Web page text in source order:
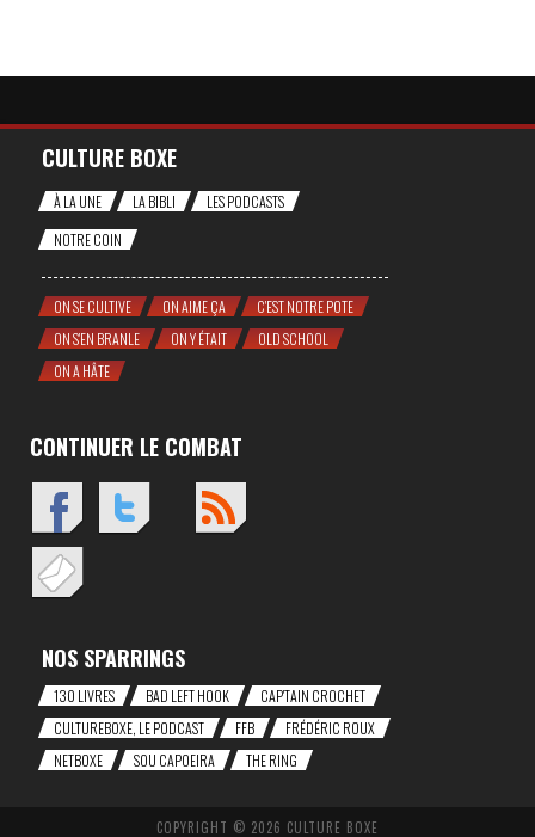
CULTURE BOXE
À LA UNE LA BIBLI
LES PODCASTS
NOTRE COIN
ON SE CULTIVE ON AIME ÇA
C'EST NOTRE POTE
ON S'EN BRANLE
ON Y ÉTAIT
OLD SCHOOL
ON A HÂTE
CONTINUER LE COMBAT
NOS SPARRINGS
130 LIVRES BAD LEFT HOOK
CAP'TAIN CROCHET
CULTUREBOXE, LE PODCAST
FFB
FRÉDÉRIC ROUX
NETBOXE
SOU CAPOEIRA THE RING
COPYRIGHT © 2026 CULTURE BOXE